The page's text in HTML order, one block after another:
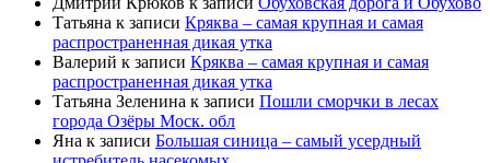
Татьяна к записи Кряква – самая крупная и самая
распространенная дикая утка
Валерий к записи Кряква – самая крупная и самая
распространенная дикая утка
Татьяна Зеленина к записи Пошли сморчки в лесах
города Озёры Моск. обл
Яна к записи Большая синица – самый усердный